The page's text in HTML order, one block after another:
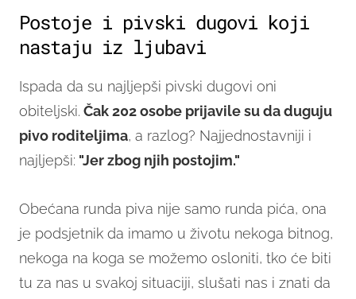
Postoje i pivski dugovi koji
nastaju iz ljubavi
Ispada da su najljepši pivski dugovi oni
obiteljski. Čak 202 osobe prijavile su da duguju
pivo roditeljima, a razlog? Najjednostavniji i
najljepši: "Jer zbog njih postojim."
Obećana runda piva nije samo runda pića, ona
je podsjetnik da imamo u životu nekoga bitnog,
nekoga na koga se možemo osloniti, tko će biti
tu za nas u svakoj situaciji, slušati nas i znati da